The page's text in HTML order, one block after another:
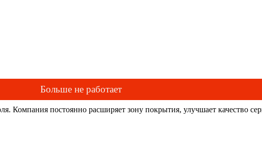
Больше не работает
Компания постоянно расширяет зону покрытия, улучшает качество